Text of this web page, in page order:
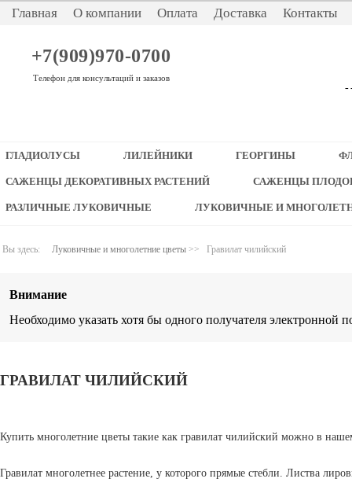
Главная О компании Оплата Доставка Контакты
+7(909)970-0700
Телефон для консультаций и заказов
ГЛАДИОЛУСЫ ЛИЛЕЙНИКИ ГЕОРГИНЫ
САЖЕНЦЫ ДЕКОРАТИВНЫХ РАСТЕНИЙ САЖЕНЦЫ
РАЗЛИЧНЫЕ ЛУКОВИЧНЫЕ ЛУКОВИЧНЫЕ И
Вы здесь: Луковичные и многолетние цветы >> Гравилат чилийский
Внимание
Необходимо указать хотя бы одного получателя электронной
ГРАВИЛАТ ЧИЛИЙСКИЙ
Купить многолетние цветы такие как гравилат чилийский можно в
Гравилат многолетнее растение, у которого прямые стебли. Листва